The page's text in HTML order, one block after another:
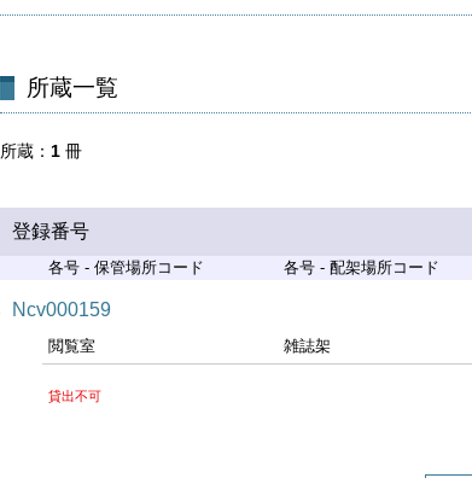
所蔵一覧
所蔵 1 冊
登録番号
各号 - 保管場所コード 各号 - 配架場所コード
Ncv000159
閲覧室 雑誌架
貸出不可